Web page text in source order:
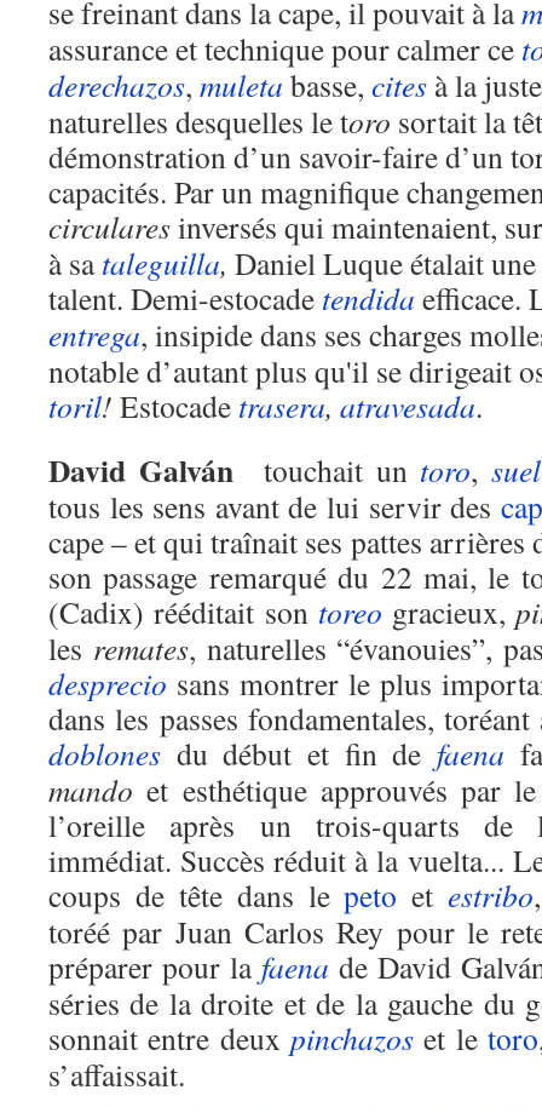
se freinant dans la cape, il pouvait à la
assurance et technique pour calmer ce
derechazos, muleta basse, cites à la
naturelles desquelles le toro sortait la
démonstration d’un savoir-faire d’un
capacités. Par un magnifique
circularesinversés qui maintenaient,
à sataleguilla, Daniel Luque étalait
talent. Demi-estocade tendida efficace.
entrega, insipide dans ses charges
notable d’autant plus qu'il se dirigeait
toril! Estocade trasera, atravesada.
David Galván touchait un toro,
tous les sens avant de lui servir des
cape – et qui traînait ses pattes arrières
son passage remarqué du 22 mai, le
(Cadix) rééditait son toreo gracieux,
les remates, naturelles “évanouies”,
desprecio sans montrer le plus
dans les passes fondamentales,
doblones du début et fin de faena
mandoet esthétique approuvés par
l’oreille après un trois-quarts de
immédiat. Succès réduit à la vuelta...
coups de tête dans lepeto etestribo
toréé par Juan Carlos Rey pour le
préparer pour la faena de David
séries de la droite et de la gauche du
sonnait entre deux pinchazoset le toro
s’affaissait.